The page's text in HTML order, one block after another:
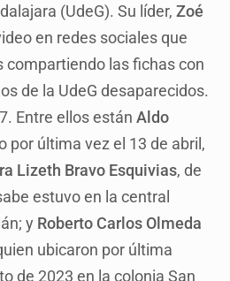
(UdeG). Su líder,Zoé
en redes sociales que
compartiendo las fichas con
de la UdeG desaparecidos.
Entre ellos estánAldo
por última vez el 13 de abril,
Lizeth Bravo Esquivias, de
estuvo en la central
y Roberto Carlos Olmeda
ubicaron por última
de 2023 en la colonia San